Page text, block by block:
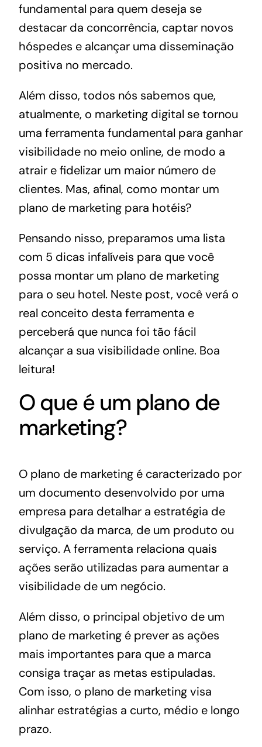
fundamental para quem deseja se
destacar da concorrência, captar novos
hóspedes e alcançar uma disseminação
positiva no mercado.
Além disso, todos nós sabemos que,
atualmente, o marketing digital se tornou
uma ferramenta fundamental para ganhar
visibilidade no meio online, de modo a
atrair e fidelizar um maior número de
clientes. Mas, afinal, como montar um
plano de marketing para hotéis?
Pensando nisso, preparamos uma lista
com 5 dicas infalíveis para que você
possa montar um plano de marketing
para o seu hotel. Neste post, você verá o
real conceito desta ferramenta e
perceberá que nunca foi tão fácil
alcançar a sua visibilidade online. Boa
leitura!
O que é um plano de
marketing?
O plano de marketing é caracterizado por
um documento desenvolvido por uma
empresa para detalhar a estratégia de
divulgação da marca, de um produto ou
serviço. A ferramenta relaciona quais
ações serão utilizadas para aumentar a
visibilidade de um negócio.
Além disso, o principal objetivo de um
plano de marketing é prever as ações
mais importantes para que a marca
consiga traçar as metas estipuladas.
Com isso, o plano de marketing visa
alinhar estratégias a curto, médio e longo
prazo.